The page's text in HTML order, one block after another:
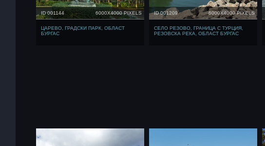
ID 001144 6000X4000 PIXELS
ЦАРЕВО, ГРАДСКИ ПАРК, ОБЛАСТ
БУРГАС
ID 001209 6000X4000 PIXELS
СЕЛО РЕЗОВО, ГРАНИЦА С ТУРЦИЯ,
РЕЗОВСКА РЕКА, ОБЛАСТ БУРГАС